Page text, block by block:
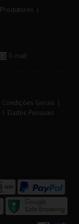
Produtores
E-mail
Condições Gerais
Dados Pessoais